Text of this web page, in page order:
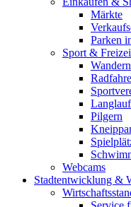
Märkte
Parken
Sport &
Wandern
Pilgern
Webcams
Stadtentwicklung &